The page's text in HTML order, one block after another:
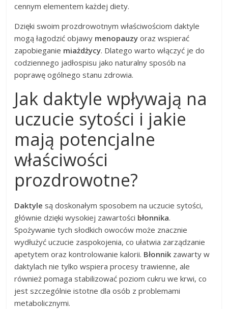
cennym elementem każdej diety.
Dzięki swoim prozdrowotnym właściwościom daktyle
mogą łagodzić objawy menopauzy oraz wspierać
zapobieganie miażdżycy. Dlatego warto włączyć je do
codziennego jadłospisu jako naturalny sposób na
poprawę ogólnego stanu zdrowia.
Jak daktyle wpływają na
uczucie sytości i jakie
mają potencjalne
właściwości
prozdrowotne?
Daktyle są doskonałym sposobem na uczucie sytości,
głównie dzięki wysokiej zawartości błonnika.
Spożywanie tych słodkich owoców może znacznie
wydłużyć uczucie zaspokojenia, co ułatwia zarządzanie
apetytem oraz kontrolowanie kalorii. Błonnik zawarty w
daktylach nie tylko wspiera procesy trawienne, ale
również pomaga stabilizować poziom cukru we krwi, co
jest szczególnie istotne dla osób z problemami
metabolicznymi.